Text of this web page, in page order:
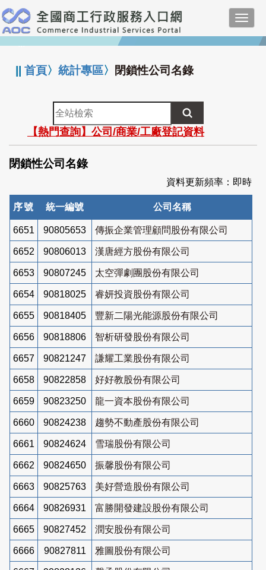
跳
到
主
要
:::
||首頁〉統計專區〉 閉鎖性公司名錄
全
站
檢
索
【熱門查詢】公司/商業/工廠登記資料
閉鎖性公司名錄
資料更新頻率：即時
序號 統一編號 公司名稱
6651 90805653 傳振企業管理顧問股份有限公司
6652 90806013 漢唐經方股份有限公司
6653 90807245 太空彈劇團股份有限公司
6654 90818025 睿妍投資股份有限公司
6655 90818405 豐新二陽光能源股份有限公司
6656 90818806 智析研發股份有限公司
6657 90821247 謙耀工業股份有限公司
6658 90822858 好好教股份有限公司
6659 90823250 龍一資本股份有限公司
6660 90824238 趨勢不動產股份有限公司
6661 90824624 雪瑞股份有限公司
6662 90824650 振馨股份有限公司
6663 90825763 美好營造股份有限公司
6664 90826931 富勝開發建設股份有限公司
6665 90827452 潤安股份有限公司
6666 90827811 雅圖股份有限公司